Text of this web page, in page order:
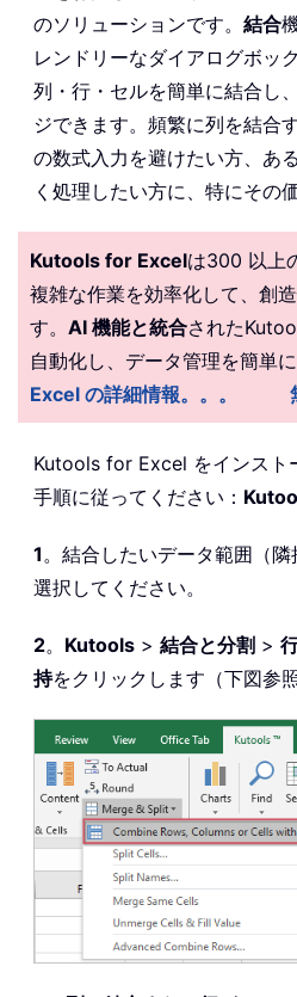
のソリューションです。 結合
レンドリーなダイアログボッ
列・行・セルを簡単に結合し
ジできます。頻繁に列を結合
の数式入力を避けたい方、あ
く処理したい方に、特にその
Kutools for Excelは300 以上
複雑な作業を効率化して、創
す。 AI 機能と統合された
自動化し、データ管理を簡単に
Excel の詳細情報。。。
Kutools for Excel をインスト
手順に従ってください：
1 。結合したいデータ範囲（
選択してください。
2。 Kutools > 結合と分割 >
持をクリックします（下図参照